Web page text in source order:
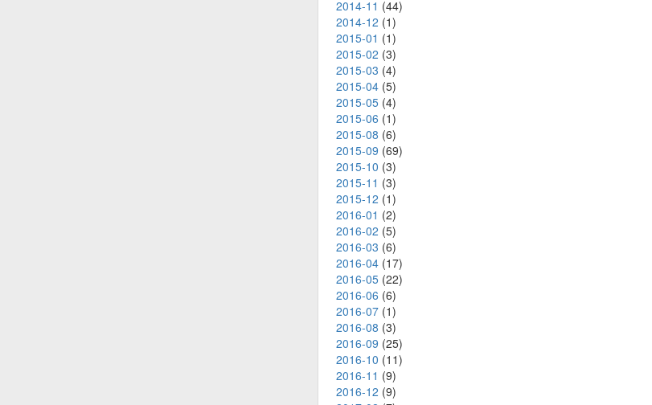
2014-11 (44)
2014-12 (1)
2015-01 (1)
2015-02 (3)
2015-03 (4)
2015-04(5)
2015-05(4)
2015-06 (1)
2015-08 (6)
2015-09 (69)
2015-10 (3)
2015-11 (3)
2015-12 (1)
2016-01 (2)
2016-02 (5)
2016-03 (6)
2016-04(17)
2016-05(22)
2016-06 (6)
2016-07(1)
2016-08 (3)
2016-09 (25)
2016-10 (11)
2016-11 (9)
2016-12 (9)